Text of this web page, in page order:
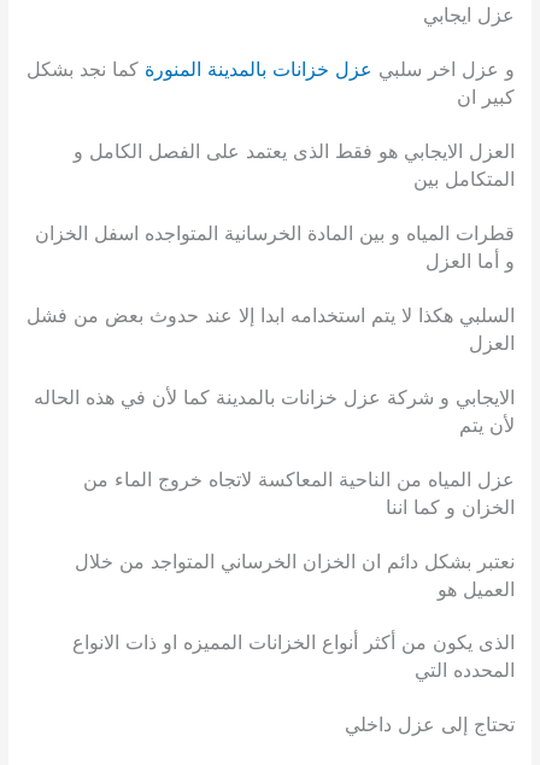
عزل ايجابي
و عزل اخر سلبي عزل خزانات بالمدينة المنورة كما نجد بشكل
كبير ان
العزل الايجابي هو فقط الذى يعتمد على الفصل الكامل و
المتكامل بين
قطرات المياه و بين المادة الخرسانية المتواجده اسفل الخزان
و أما العزل
السلبي هكذا لا يتم استخدامه ابدا إلا عند حدوث بعض من فشل
العزل
الايجابي و شركة عزل خزانات بالمدينة كما لأن في هذه الحاله
لأن يتم
عزل المياه من الناحية المعاكسة لاتجاه خروج الماء من
الخزان و كما اننا
نعتبر بشكل دائم ان الخزان الخرساني المتواجد من خلال
العميل هو
الذى يكون من أكثر أنواع الخزانات المميزه او ذات الانواع
المحدده التي
تحتاج إلى عزل داخلي